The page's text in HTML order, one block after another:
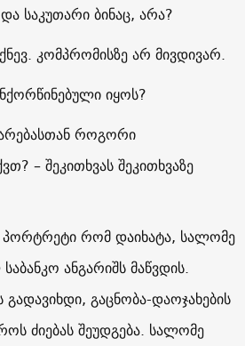
საკუთარი ბინაც, არა?
კომპრომისზე არ მივდივარ.
იყოს?
როგორი
– შეკითხვას შეკითხვაზე
პორტრეტი რომ დაიხატა, სალომე
ანგარიშს მაწვდის.
გაცნობა-დაოჯახების
ძიებას შეუდგება. სალომე